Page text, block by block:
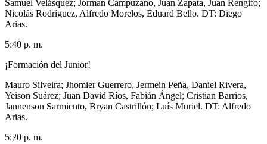
Samuel Velásquez; Jorman Campuzano, Juan Zapata, Juan Rengifo;
Nicolás Rodríguez, Alfredo Morelos, Eduard Bello. DT: Diego
Arias.
5:40 p. m.
¡Formación del Junior!
Mauro Silveira; Jhomier Guerrero, Jermein Peña, Daniel Rivera,
Yeison Suárez; Juan David Ríos, Fabián Ángel; Cristian Barrios,
Jannenson Sarmiento, Bryan Castrillón; Luís Muriel. DT: Alfredo
Arias.
5:20 p. m.